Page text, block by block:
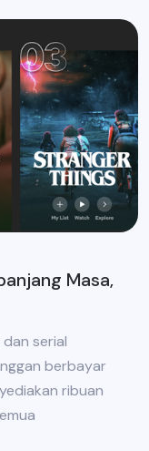
Masa,
serial
berbayar
ribuan